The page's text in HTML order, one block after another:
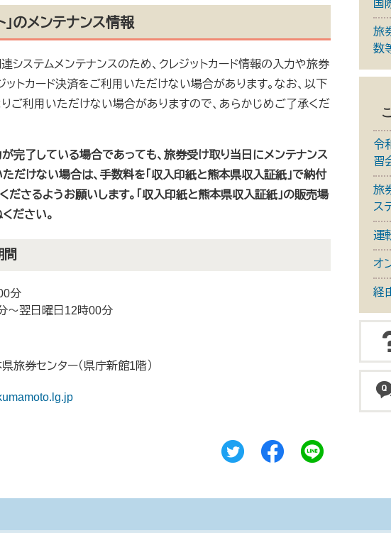
」のメンテナンス情報
システムメンテナンスのため、クレジットカード情報の入力や旅券
トカード決済をご利用いただけない場合があります。なお、以下
ご利用いただけない場合がありますので、あらかじめご了承くだ
完了している場合であっても、旅券受け取り当日にメンテナンス
だけない場合は、手数料を「収入印紙と熊本県収入証紙」で納付
さるようお願いします。「収入印紙と熊本県収入証紙」の販売場
ださい。
間
分
～翌日曜日12時00分
券センター（県庁新館1階）
国
旅
数
令
習
旅
ス
運
オ
経